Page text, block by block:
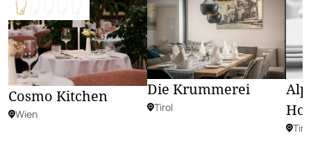
Cosmo Kitchen
Wien
Die Krummerei
Tirol
Tirol